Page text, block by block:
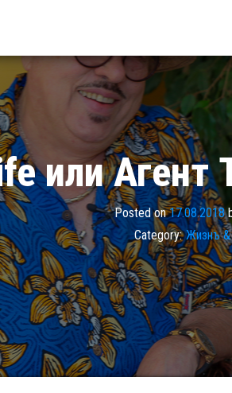
или Агент
Posted on17.08.2018
Category: Жизнъ